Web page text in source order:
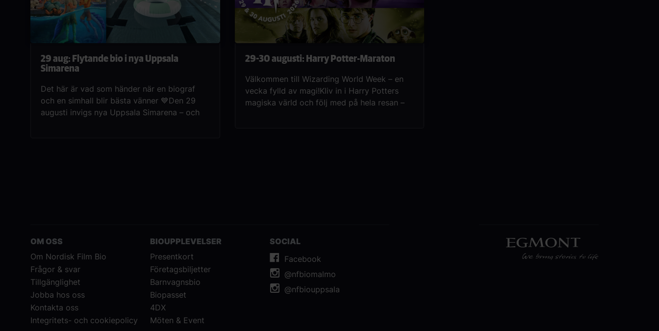
29 aug: Flytande bio i nya Uppsala
Simarena
Det här är vad som händer när en biograf
och en simhall blir bästa vänner 💙Den 29
augusti invigs nya Uppsala Simarena – och
29-30 augusti: Harry Potter-Maraton
Välkommen till Wizarding World Week – en
vecka fylld av magi!Kliv in i Harry Potters
magiska värld och följ med på hela resan –
OM OSS
Om Nordisk Film Bio
Frågor & svar
Tillgänglighet
Jobba hos oss
Kontakta oss
Integritets- och cookiepolicy
BIOUPPLEVELSER
Presentkort
Företagsbiljetter
Barnvagnsbio
Biopasset
4DX
Möten & Event
SOCIAL
Facebook
@nfbiomalmo
@nfbiouppsala